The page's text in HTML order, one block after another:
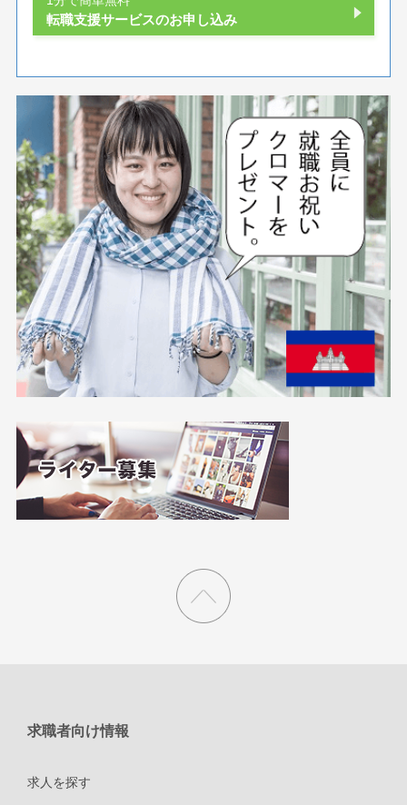
転職支援サービスのお申し込み
求職者向け情報
求人を探す